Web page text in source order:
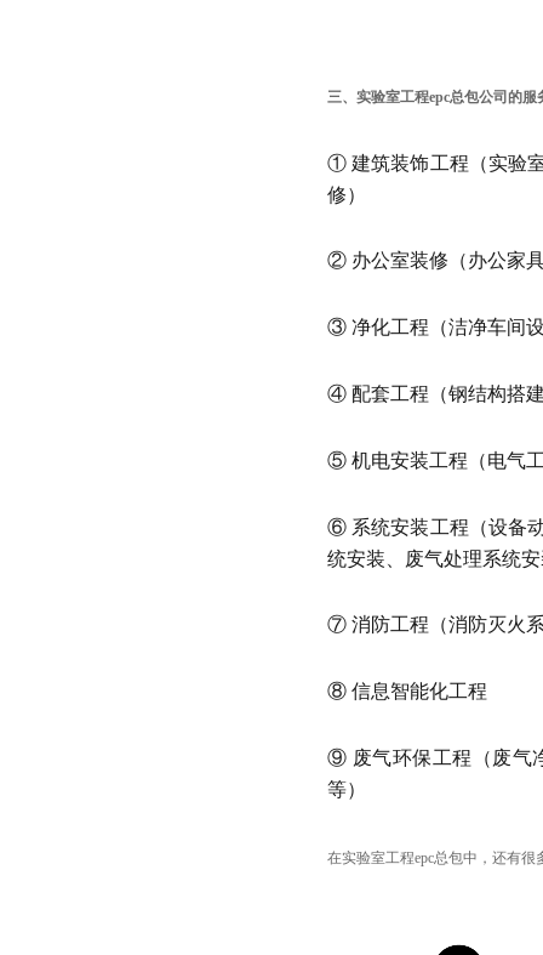
三、实验室工程epc总包公司的服
① 建筑装饰工程（实验
修）
② 办公室装修（办公家
③ 净化工程（洁净车间
④ 配套工程（钢结构搭
⑤ 机电安装工程（电气
⑥ 系统安装工程（设备
统安装、废气处理系统
⑦ 消防工程（消防灭火
⑧ 信息智能化工程
⑨ 废气环保工程（废气
等）
在实验室工程epc总包中，还有